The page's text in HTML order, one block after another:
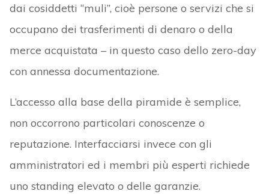
dai cosiddetti “muli”, cioè persone o servizi che si
occupano dei trasferimenti di denaro o della
merce acquistata – in questo caso dello zero-day
con annessa documentazione.
L’accesso alla base della piramide è semplice,
non occorrono particolari conoscenze o
reputazione. Interfacciarsi invece con gli
amministratori ed i membri più esperti richiede
uno standing elevato o delle garanzie.